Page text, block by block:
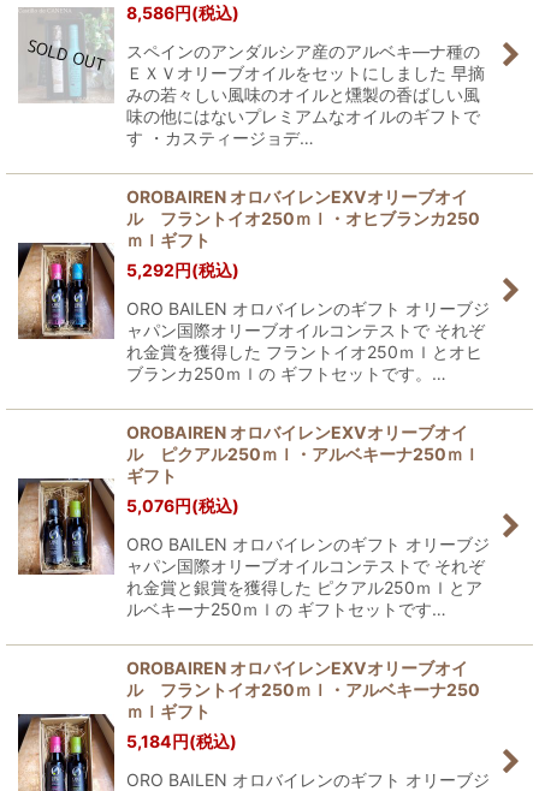
8,586円(税込)
スペインのアンダルシア産のアルベキ―ナ種の
ＥＸＶオリーブオイルをセットにしました 早摘
みの若々しい風味のオイルと燻製の香ばしい風
味の他にはないプレミアムなオイルのギフトで
す ・カスティージョデ…
OROBAIREN オロバイレンEXVオリーブオイ
ル フラントイオ250ｍｌ・オヒブランカ250
ｍｌギフト
5,292円(税込)
ORO BAILEN オロバイレンのギフト オリーブジ
ャパン国際オリーブオイルコンテストで それぞ
れ金賞を獲得した フラントイオ250ｍｌとオヒ
ブランカ250ｍｌの ギフトセットです。…
OROBAIREN オロバイレンEXVオリーブオイ
ル ピクアル250ｍｌ・アルベキーナ250ｍｌ
ギフト
5,076円(税込)
ORO BAILEN オロバイレンのギフト オリーブジ
ャパン国際オリーブオイルコンテストで それぞ
れ金賞と銀賞を獲得した ピクアル250ｍｌとア
ルベキーナ250ｍｌの ギフトセットです…
OROBAIREN オロバイレンEXVオリーブオイ
ル フラントイオ250ｍｌ・アルベキーナ250
ｍｌギフト
5,184円(税込)
ORO BAILEN オロバイレンのギフト オリーブジ